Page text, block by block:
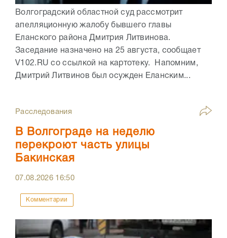
Волгоградский областной суд рассмотрит
апелляционную жалобу бывшего главы
Еланского района Дмитрия Литвинова.
Заседание назначено на 25 августа, сообщает
V102.RU со ссылкой на картотеку. Напомним,
Дмитрий Литвинов был осужден Еланским...
Расследования
В Волгограде на неделю
перекроют часть улицы
Бакинская
07.08.2026 16:50
Комментарии